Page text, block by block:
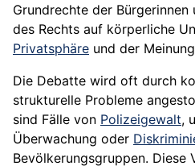
Grundrechte der Bürgerinnen
des Rechts auf körperliche
Privatsphäre und der
Die Debatte wird oft durch
strukturelle Probleme
sind Fälle von Polizeigewalt,
Überwachung oder
Bevölkerungsgruppen. Diese